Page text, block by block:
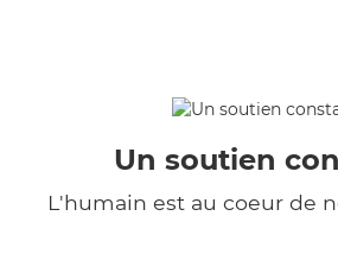
Un soutien
L'humain est au coeur de